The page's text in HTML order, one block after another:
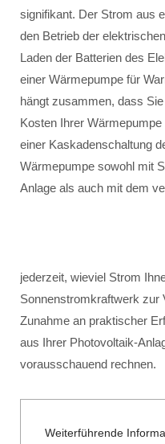
signifikant. Der Strom aus
den Betrieb der
Laden der Batterien des
einer Wärmepumpe für
hängt zusammen, dass
Kosten Ihrer
einer Kaskadenschaltung
Wärmepumpe sowohl mit
Anlage als auch mit dem
jederzeit, wieviel Strom
Sonnenstromkraftwerk zur
Zunahme an praktischer
aus Ihrer Photovoltaik-
vorausschauend rechnen.
Weiterführende